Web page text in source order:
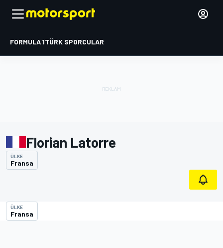
FORMULA 1TÜRK SPORCULAR
Florian Latorre
ÜLKE
Fransa
ÜLKE
Fransa